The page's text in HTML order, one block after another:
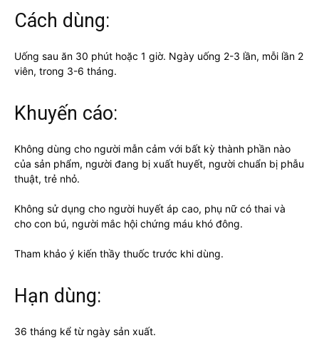
Cách dùng:
Uống sau ăn 30 phút hoặc 1 giờ. Ngày uống 2-3 lần, mỗi lần 2
viên, trong 3-6 tháng.
Khuyến cáo:
Không dùng cho người mẫn cảm với bất kỳ thành phần nào
của sản phẩm, người đang bị xuất huyết, người chuẩn bị phẫu
thuật, trẻ nhỏ.
Không sử dụng cho người huyết áp cao, phụ nữ có thai và
cho con bú, người mắc hội chứng máu khó đông.
Tham khảo ý kiến thầy thuốc trước khi dùng.
Hạn dùng:
36 tháng kể từ ngày sản xuất.